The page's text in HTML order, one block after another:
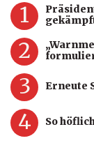
1
2
3 Erneute
4 So